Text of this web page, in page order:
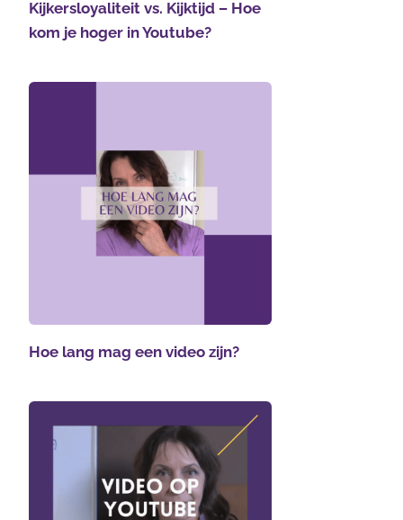
Kijkersloyaliteit vs. Kijktijd – Hoe
kom je hoger in Youtube?
Hoe lang mag een video zijn?